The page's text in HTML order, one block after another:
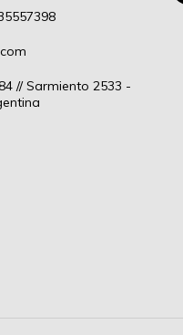
// Sarmiento 2533 -